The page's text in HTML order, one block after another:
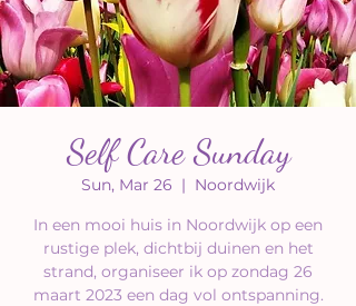
Self Care Sunday
Sun, Mar 26
  |
Noordwijk
In een mooi huis in Noordwijk op een
rustige plek, dichtbij duinen en het
strand, organiseer ik op zondag 26
maart 2023 een dag vol ontspanning.